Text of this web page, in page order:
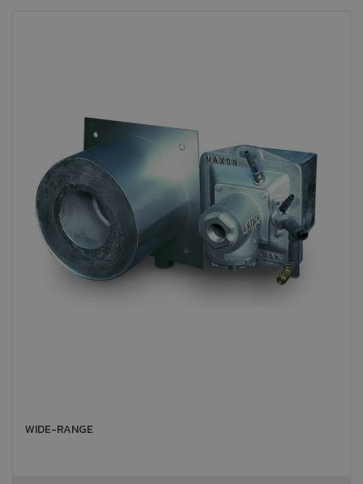
WIDE-RANGE